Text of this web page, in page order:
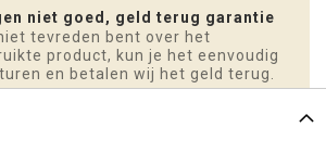
niet goed, geld terug garantie
tevreden bent over het
product, kun je het eenvoudig
en betalen wij het geld terug.